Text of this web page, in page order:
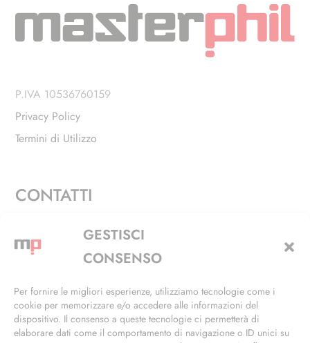
GESTISCI
CONSENSO
Per fornire le migliori esperienze, utilizziamo tecnologie come i
cookie per memorizzare e/o accedere alle informazioni del
dispositivo. Il consenso a queste tecnologie ci permetterà di
elaborare dati come il comportamento di navigazione o ID unici su
P.IVA 10536760159
Privacy Policy
Termini di Utilizzo
CONTATTI
Via Alfieri, 27 - Trezzano Sul Naviglio (MI)
+39 02 4846 3155
info@masterphil.it